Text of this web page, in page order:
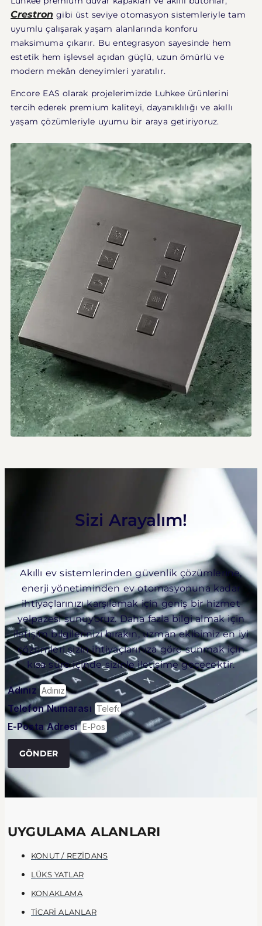
Crestron gibi üst seviye otomasyon sistemleriyle tam
uyumlu çalışarak yaşam alanlarında konforu
maksimuma çıkarır. Bu entegrasyon sayesinde hem
estetik hem işlevsel açıdan güçlü, uzun ömürlü ve
modern mekân deneyimleri yaratılır.
Encore EAS olarak projelerimizde Luhkee ürünlerini
tercih ederek premium kaliteyi, dayanıklılığı ve akıllı
yaşam çözümleriyle uyumu bir araya getiriyoruz.
Sizi Arayalım!
Akıllı ev sistemlerinden güvenlik çözümlerine,
enerji yönetiminden ev otomasyonuna kadar
ihtiyaçlarınızı karşılamak için geniş bir hizmet
yelpazesi sunuyoruz. Daha fazla bilgi almak için
iletişim bilgilerinizi bırakın, uzman ekibimiz en iyi
çözümleri sizin ihtiyaçlarınıza göre sunmak için
kısa süre içinde sizinle iletişime geçecektir.
Adınız
Telefon Numarası
E-Posta Adresi
GÖNDER
UYGULAMA ALANLARI
KONUT / REZİDANS
LÜKS YATLAR
KONAKLAMA
TİCARİ ALANLAR